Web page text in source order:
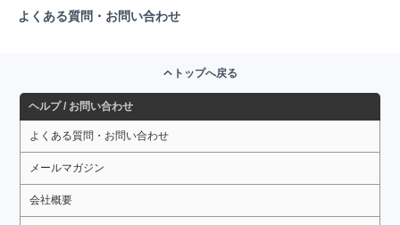
よくある質問・お問い合わせ
トップへ戻る
ヘルプ / お問い合わせ
よくある質問・お問い合わせ
メールマガジン
会社概要